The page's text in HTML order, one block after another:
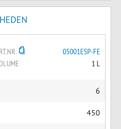
05001ESP-FE
1 L
6
450